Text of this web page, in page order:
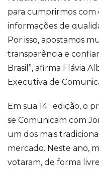
para cumprirmos com
informações de
Por isso, apostamos
transparência e
Brasil”, afirma Flávia
Executiva de
Em sua 14ª edição, o
se Comunicam com
um dos mais
mercado. Neste ano,
votaram, de forma